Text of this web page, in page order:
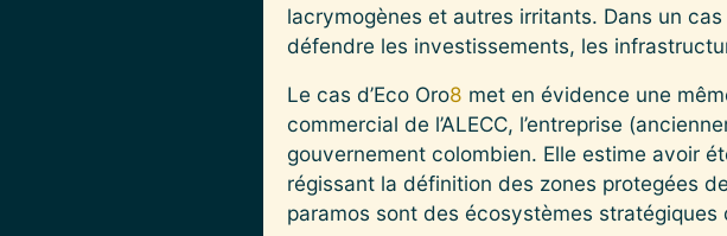
lacrymogènes et autres irritants. Dans un
défendre les investissements, les
Le cas d’Eco Oro8 met en évidence une
commercial de l’ALECC, l’entreprise
gouvernement colombien. Elle estime avoir
régissant la définition des zones protegées
paramos sont des écosystèmes stratégiques